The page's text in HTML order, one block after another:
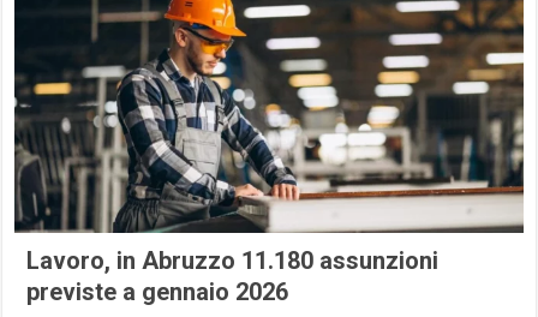
Lavoro, in Abruzzo 11.180 assunzioni
previste a gennaio 2026